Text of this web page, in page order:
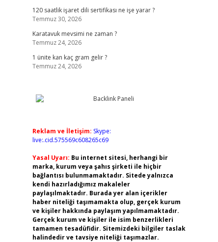
120 saatlik işaret dili sertifikası ne işe yarar ?
Temmuz 30, 2026
Karatavuk mevsimi ne zaman ?
Temmuz 24, 2026
1 ünite kan kaç gram gelir ?
Temmuz 24, 2026
Reklam ve İletişim: Skype:
live:.cid.575569c608265c69
Yasal Uyarı: Bu internet sitesi, herhangi bir
marka, kurum veya şahıs şirketi ile hiçbir
bağlantısı bulunmamaktadır. Sitede yalnızca
kendi hazırladığımız makaleler
paylaşılmaktadır. Burada yer alan içerikler
haber niteliği taşımamakta olup, gerçek kurum
ve kişiler hakkında paylaşım yapılmamaktadır.
Gerçek kurum ve kişiler ile isim benzerlikleri
tamamen tesadüfidir. Sitemizdeki bilgiler taslak
halindedir ve tavsiye niteliği taşımazlar.